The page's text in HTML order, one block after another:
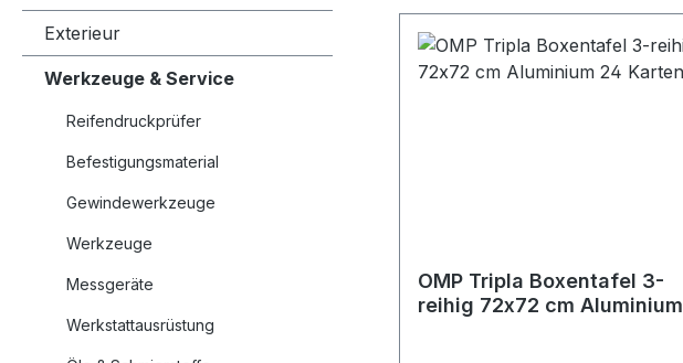
Exterieur
Werkzeuge & Service
Reifendruckprüfer
Befestigungsmaterial
Gewindewerkzeuge
Werkzeuge
Messgeräte
Werkstattausrüstung
OMP Tripla Boxentafel 3-
reihig 72x72 cm Aluminium